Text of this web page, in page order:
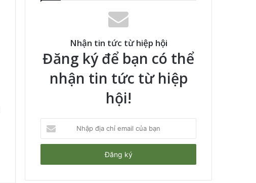
Nhận tin tức từ hiệp hội
Đăng ký để bạn có thể
nhận tin tức từ hiệp
hội!
địa
chỉ
của